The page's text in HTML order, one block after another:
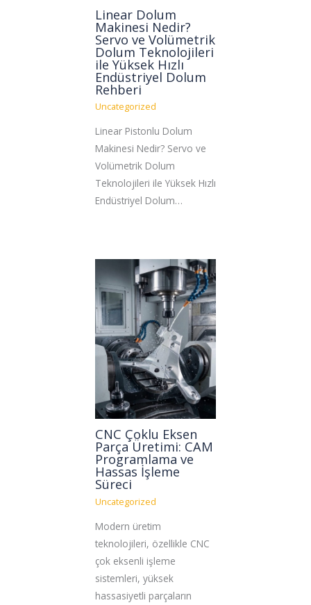
Linear Dolum
Makinesi Nedir?
Servo ve Volümetrik
Dolum Teknolojileri
ile Yüksek Hızlı
Endüstriyel Dolum
Rehberi
Uncategorized
Linear Pistonlu Dolum
Makinesi Nedir? Servo ve
Volümetrik Dolum
Teknolojileri ile Yüksek Hızlı
Endüstriyel Dolum…
CNC Çoklu Eksen
Parça Üretimi: CAM
Programlama ve
Hassas İşleme
Süreci
Uncategorized
Modern üretim
teknolojileri, özellikle CNC
çok eksenli işleme
sistemleri, yüksek
hassasiyetli parçaların